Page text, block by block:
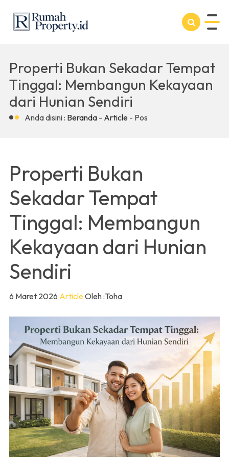
Properti Bukan Sekadar Tempat
Tinggal: Membangun Kekayaan
dari Hunian Sendiri
Anda disini : Beranda - Article - Pos
Properti Bukan
Sekadar Tempat
Tinggal: Membangun
Kekayaan dari Hunian
Sendiri
6 Maret 2026 ArticleOleh :Toha